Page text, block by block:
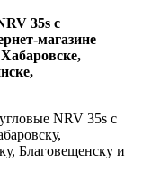
35s с
магазине
NRV 35s с
Благовещенску и